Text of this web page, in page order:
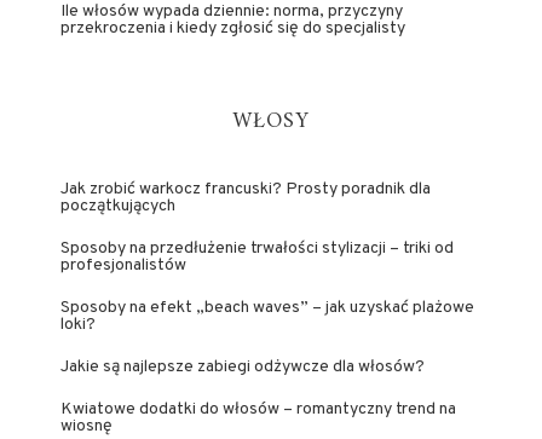
Ile włosów wypada dziennie: norma, przyczyny
przekroczenia i kiedy zgłosić się do specjalisty
WŁOSY
Jak zrobić warkocz francuski? Prosty poradnik dla
początkujących
Sposoby na przedłużenie trwałości stylizacji – triki od
profesjonalistów
Sposoby na efekt „beach waves” – jak uzyskać plażowe
loki?
Jakie są najlepsze zabiegi odżywcze dla włosów?
Kwiatowe dodatki do włosów – romantyczny trend na
wiosnę